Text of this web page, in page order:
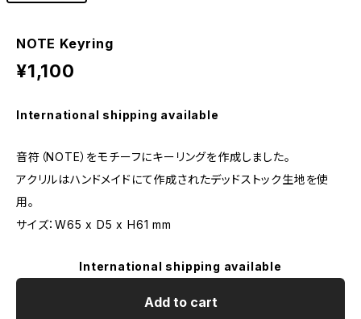
NOTE Keyring
¥1,100
International shipping available
音符（NOTE）をモチーフにキーリングを作成しました。
アクリルはハンドメイドにて作成されたデッドストック生地を使
用。
サイズ：W65 x D5 x H61 mm
International shipping available
Add to cart